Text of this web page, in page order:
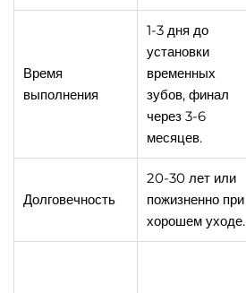
Время
выполнения
1-3 дня до
установки
временных
зубов, финал
через 3-6
месяцев.
Долговечность
20-30 лет или
пожизненно при
хорошем уходе.